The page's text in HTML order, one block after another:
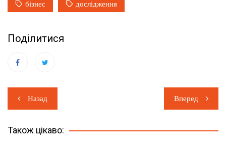
бізнес дослідження
Поділитися
Навігація
записів
Назад Вперед
Також цікаво: